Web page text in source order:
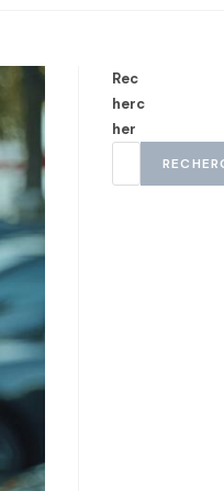
Rec
herc
her